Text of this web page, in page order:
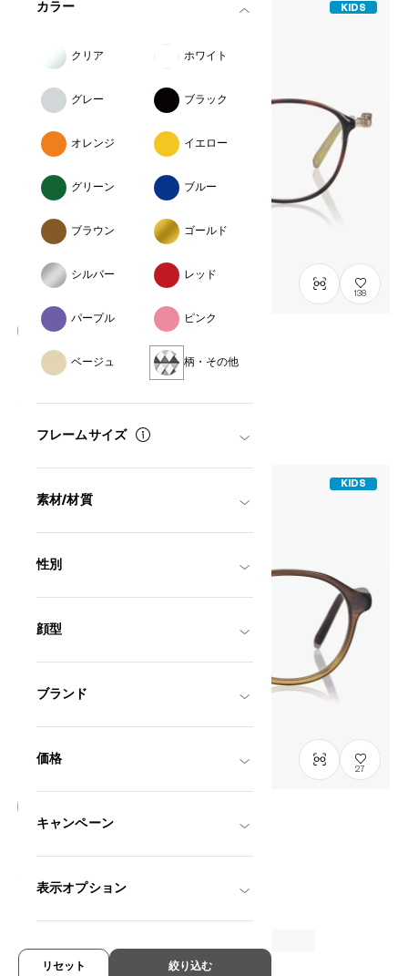
カラー
クリア ホワイト
グレー ブラック
オレンジ イエロー
グリーン ブルー
ブラウン ゴールド
シルバー レッド
パープル ピンク
ベージュ 柄・その他
フレームサイズ
素材/材質
性別
顔型
ブランド
価格
キャンペーン
表示オプション
絞り込む
リセット
KIDS
138
OWNDAYS × POMPOMPURIN
とろ～り mini model
¥11,800
KIDS
27
OWNDAYS × POMPOMPURIN
¥11,800 税込